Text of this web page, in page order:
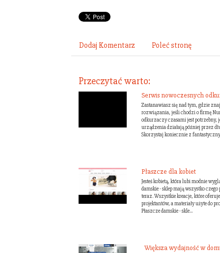
Dodaj Komentarz Poleć stronę
Przeczytać warto:
Serwis nowoczesnych
Zastanawiasz się nad tym, gdzie
rozwiązania, jeśli chodzi o firmę
odkurzaczy czasami jest potrzebny,
urządzenia działają później przez
Skorzystaj koniecznie z
Płaszcze dla kobiet
Jesteś kobietą, która lubi modnie
damskie - sklep mają wszystko czego
teraz. Wszystkie kreacje, które
projektantów, a materiały użyte do
Płaszcze damskie - skle...
Większa wydajność w